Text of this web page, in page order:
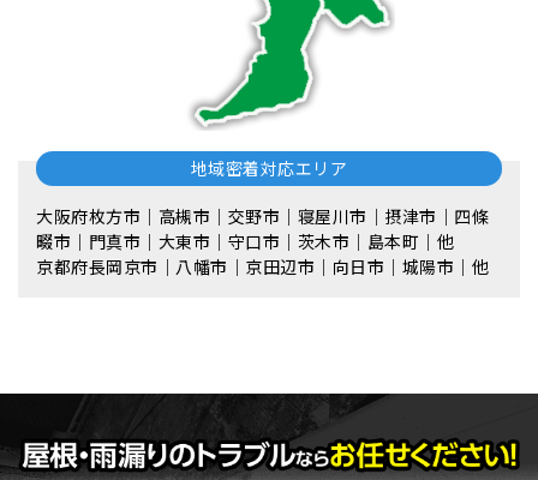
地域密着対応エリア
大阪府枚方市｜高槻市｜交野市｜寝屋川市｜摂津市｜四條
畷市｜門真市｜大東市｜守口市｜茨木市｜島本町｜他
京都府長岡京市｜八幡市｜京田辺市｜向日市｜城陽市｜他